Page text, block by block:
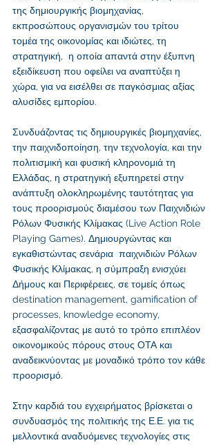
της δημιουργικής βιομηχανίας,
εκπροσώπους οργανισμών του τρίτου
τομέα της οικονομίας και ιδιώτες, τη
στρατηγική,  η οποία απαντά στην έξυπνη
εξειδίκευση που οφείλει να αναπτύξει η
χώρα, για να εισέλθει σε παγκόσμιας αξίας
αλυσίδες εμπορίου.
Συνδυάζοντας τις δημιουργικές βιομηχανίες,
την παιχνιδοποίηση, την τεχνολογία, και την
πολιτισμική και φυσική κληρονομιά τη
Ελλάδας, η στρατηγική εξυπηρετεί στην
ανάπτυξη ολοκληρωμένης ταυτότητας για
τους προορισμούς διαμέσου των Παιχνιδιών
Ρόλων Φυσικής Κλίμακας (Live Action Role
Playing Games). Δημιουργώντας και
εγκαθιστώντας σενάρια  παιχνιδιών Ρόλων
Φυσικής Κλίμακας, η σύμπραξη ενισχύει
Δήμους και Περιφέρειες, σε τομείς όπως
destination management, gamification of
processes, knowledge economy,
εξασφαλίζοντας με αυτό το τρόπο επιπλέον
οικονομικούς πόρους στους ΟΤΑ και
αναδεικνύοντας με μοναδικό τρόπο τον κάθε
προορισμό.
Στην καρδιά του εγχειρήματος βρίσκεται ο
συνδυασμός της πολιτικής της Ε.Ε. για τις
μελλοντικά αναδυόμενες τεχνολογίες στις